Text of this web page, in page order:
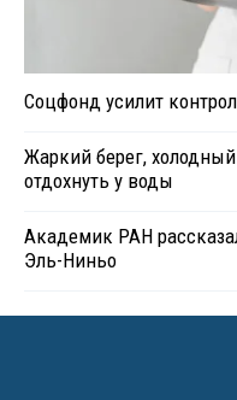
Соцфонд усилит
Жаркий берег,
отдохнуть у воды
Академик РАН
Эль-Ниньо